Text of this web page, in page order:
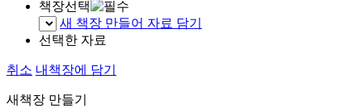
책장선택
새 책장 만들어 자료 담기
선택한 자료
취소 내책장에 담기
새책장 만들기